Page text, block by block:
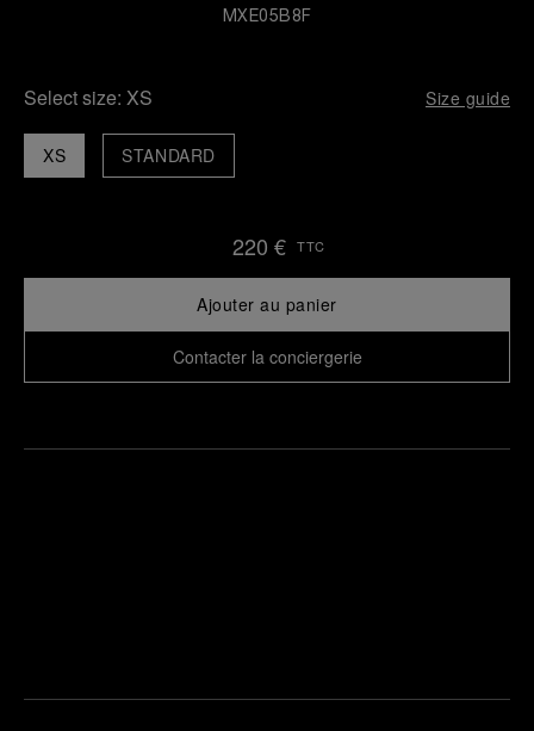
MXE05B8F
Select size: XS Size guide
XS STANDARD
220 € TTC
Ajouter au panier
Contacter la conciergerie